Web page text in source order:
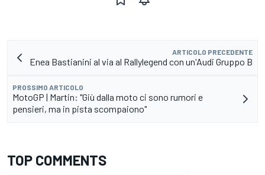
ARTICOLO PRECEDENTE
Enea Bastianini al via al Rallylegend con un'Audi Gruppo B
PROSSIMO ARTICOLO
MotoGP | Martin: "Giù dalla moto ci sono rumori e
pensieri, ma in pista scompaiono"
TOP COMMENTS